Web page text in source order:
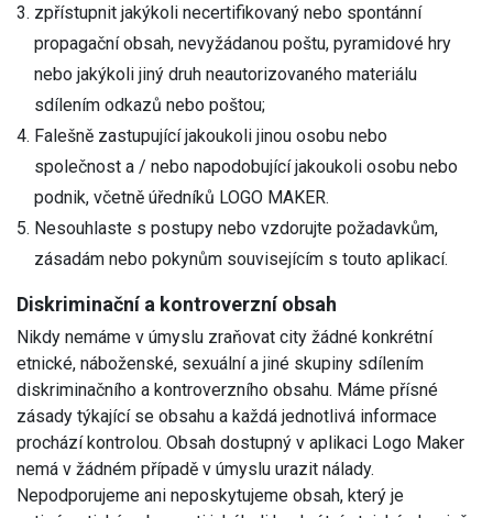
zpřístupnit jakýkoli necertifikovaný nebo spontánní
propagační obsah, nevyžádanou poštu, pyramidové hry
nebo jakýkoli jiný druh neautorizovaného materiálu
sdílením odkazů nebo poštou;
Falešně zastupující jakoukoli jinou osobu nebo
společnost a / nebo napodobující jakoukoli osobu nebo
podnik, včetně úředníků LOGO MAKER.
Nesouhlaste s postupy nebo vzdorujte požadavkům,
zásadám nebo pokynům souvisejícím s touto aplikací.
Diskriminační a kontroverzní obsah
Nikdy nemáme v úmyslu zraňovat city žádné konkrétní
etnické, náboženské, sexuální a jiné skupiny sdílením
diskriminačního a kontroverzního obsahu. Máme přísné
zásady týkající se obsahu a každá jednotlivá informace
prochází kontrolou. Obsah dostupný v aplikaci Logo Maker
nemá v žádném případě v úmyslu urazit nálady.
Nepodporujeme ani neposkytujeme obsah, který je